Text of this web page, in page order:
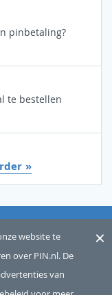
pinbetaling?
te bestellen
alle rechten
CONTACT
website te
over PIN.nl. De
van
×